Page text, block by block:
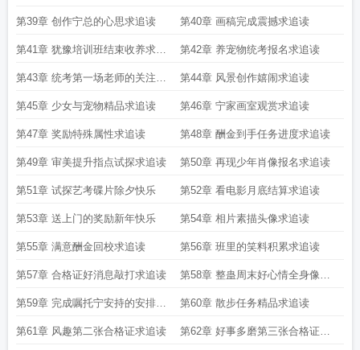
第39章 创作宁总的心思求追读 第40章 画稿完成震撼求追读
第41章 犹豫培训班结束收养求追
读
第42章 养宠物统考报名求追读
第43章 统考第一场老师的关注求
追读
第44章 风景创作嬉闹求追读
第45章 少女与宠物精品求追读 第46章 宁家画室观赏求追读
第47章 奖励特殊属性求追读 第48章 酬金到手任务进度求追读
第49章 审美提升指点试探求追读 第50章 再现少年肖像报名求追读
第51章 试探艺考碟片除夕快乐 第52章 看电影月底结算求追读
第53章 送上门的奖励新年快乐 第54章 相片素描头像求追读
第55章 满意酬金回校求追读 第56章 班里的笑料积累求追读
第57章 合格证好消息敲打求追读 第58章 整蛊周末好心情全身像求
追读
第59章 完成嘱托宁安持的安排求
追读
第60章 散步任务精品求追读
第61章 风趣第二张合格证求追读 第62章 好事多磨第三张合格证求